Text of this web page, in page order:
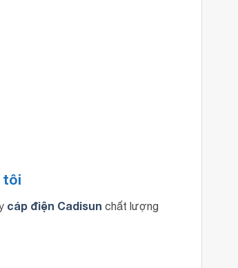
tôi
cáp điện Cadisun chất lượng